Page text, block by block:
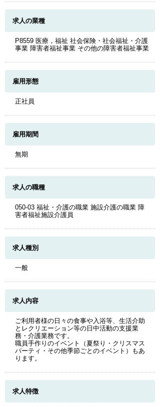
求人の業種
P8559 医療，福祉 社会保険・社会福祉・介護
事業 障害者福祉事業 その他の障害者福祉事業
雇用形態
正社員
雇用期間
無期
求人の職種
050-03 福祉・介護の職業 施設介護の職業 障
害者福祉施設介護員
求人種別
一般
求人内容
ご利用者様の日々の食事や入浴等、生活介助
とレクリエーション等の日中活動の支援業
務・介護業務です。
職員手作りのイベント（夏祭り・クリスマス
パーティ・その他季節ごとのイベント）もあ
ります。
求人特徴